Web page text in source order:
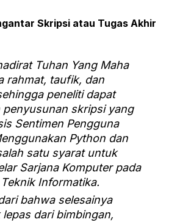
Skripsi atau Tugas Akhir
Tuhan Yang Maha
rahmat, taufik, dan
peneliti dapat
penyusunan skripsi yang
Sentimen Pengguna
Python dan
satu syarat untuk
Sarjana Komputer pada
Informatika.
bahwa selesainya
dari bimbingan,